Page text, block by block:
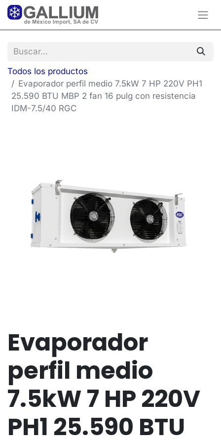
Todos los productos
Evaporador perfil medio 7.5kW 7 HP 220V PH1
25.590 BTU MBP 2 fan 16 pulg con resistencia
IDM-7.5/40 RGC
Evaporador
perfil medio
7.5kW 7 HP 220V
PH1 25.590 BTU